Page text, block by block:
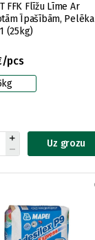
FFK Flīžu Līme Ar
Īpašībām, Pelēka
(25kg)
pcs
Uz grozu